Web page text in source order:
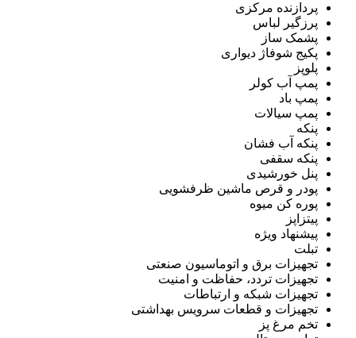
پردازنده مرکزی
پرزگیر لباس
پشمک ساز
پکیج شوفاژ دیواری
پلوپز
پمپ آب کولر
پمپ باد
پمپ سیالات
پنکه
پنکه آب فشان
پنکه سقفی
پنل خورشیدی
پودر و قرص ماشین ظرفشویی
پوره کن میوه
پیتزاپز
پیشنهاد ویژه
تبلت
تجهیزات برق و اتوماسیون صنعتی
تجهیزات تردد، حفاظت و امنیت
تجهیزات شبکه و ارتباطات
تجهیزات و قطعات سرویس بهداشتی
تخم مرغ پز